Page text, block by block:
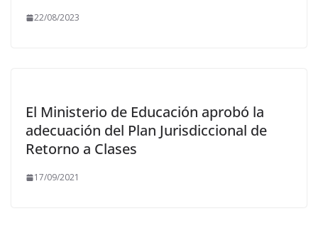
22/08/2023
El Ministerio de Educación aprobó la
adecuación del Plan Jurisdiccional de
Retorno a Clases
17/09/2021